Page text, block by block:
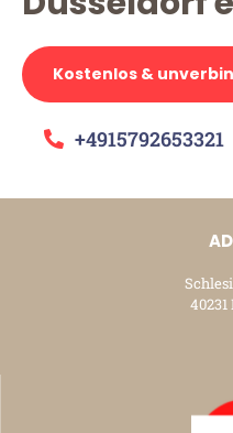
Kostenlos &
+4915792653321